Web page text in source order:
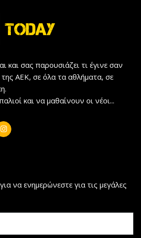
και σας παρουσιάζει τι έγινε σαν
ΑΕΚ, σε όλα τα αθλήματα, σε
και να μαθαίνουν οι νέοι...
να ενημερώνεστε για τις μεγάλες